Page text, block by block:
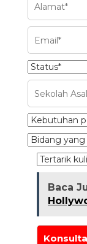
Baca